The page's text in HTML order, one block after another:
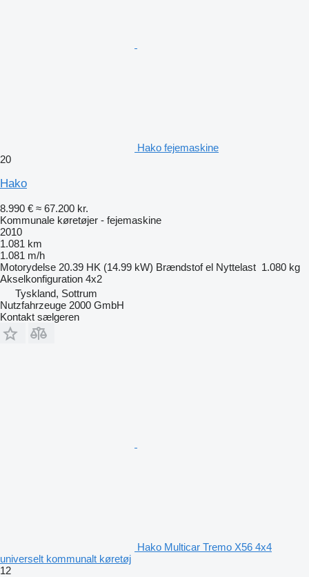
Hako fejemaskine
20
Hako
8.990 € ≈ 67.200 kr.
Kommunale køretøjer - fejemaskine
2010
1.081 km
1.081 m/h
Motorydelse 20.39 HK (14.99 kW) Brændstof el Nyttelast 1.080 kg
Akselkonfiguration 4x2
Tyskland, Sottrum
Nutzfahrzeuge 2000 GmbH
Kontakt sælgeren
Hako Multicar Tremo X56 4x4
universelt kommunalt køretøj
12